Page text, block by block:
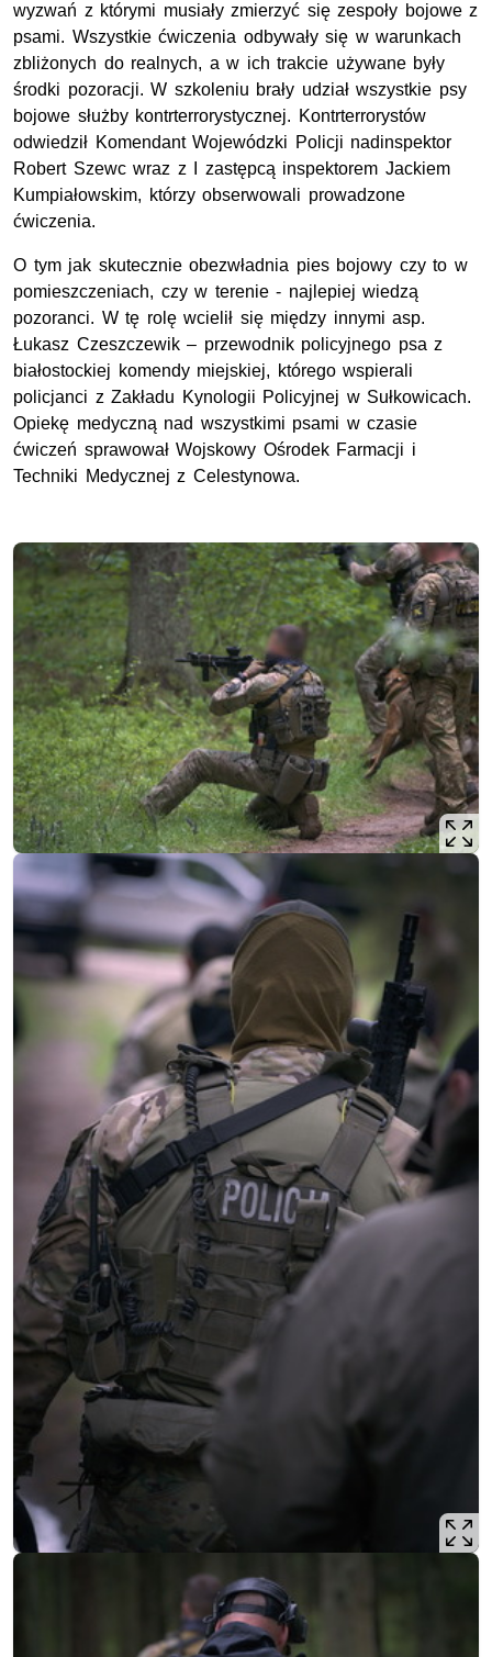
wyzwań z którymi musiały zmierzyć się zespoły bojowe z
psami. Wszystkie ćwiczenia odbywały się w warunkach
zbliżonych do realnych, a w ich trakcie używane były
środki pozoracji. W szkoleniu brały udział wszystkie psy
bojowe służby kontrterrorystycznej. Kontrterrorystów
odwiedził Komendant Wojewódzki Policji nadinspektor
Robert Szewc wraz z I zastępcą inspektorem Jackiem
Kumpiałowskim, którzy obserwowali prowadzone
ćwiczenia.
O tym jak skutecznie obezwładnia pies bojowy czy to w
pomieszczeniach, czy w terenie - najlepiej wiedzą
pozoranci. W tę rolę wcielił się między innymi asp.
Łukasz Czeszczewik – przewodnik policyjnego psa z
białostockiej komendy miejskiej, którego wspierali
policjanci z Zakładu Kynologii Policyjnej w Sułkowicach.
Opiekę medyczną nad wszystkimi psami w czasie
ćwiczeń sprawował Wojskowy Ośrodek Farmacji i
Techniki Medycznej z Celestynowa.